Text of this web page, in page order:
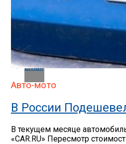
Whatsapp
Email
Авто-мото
В России
В текущем месяце
«CAR.RU» Пересмотр